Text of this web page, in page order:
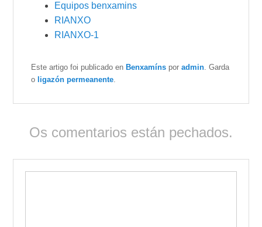
Equipos benxamins
RIANXO
RIANXO-1
Este artigo foi publicado en Benxamíns poradmin. Garda
o ligazón permeanente.
Os comentarios están pechados.